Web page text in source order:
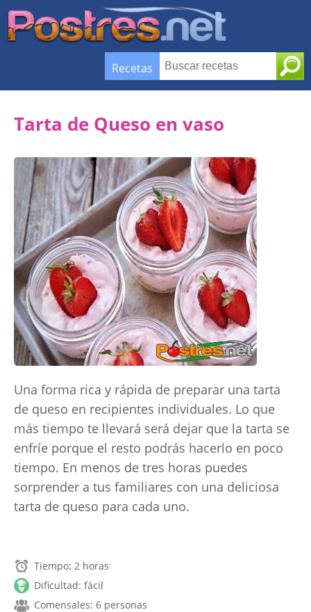
Recetas
Tarta de Queso en vaso
Una forma rica y rápida de preparar una tarta
de queso en recipientes individuales. Lo que
más tiempo te llevará será dejar que la tarta se
enfríe porque el resto podrás hacerlo en poco
tiempo. En menos de tres horas puedes
sorprender a tus familiares con una deliciosa
tarta de queso para cada uno.
Tiempo: 2 horas
Dificultad: fácil
Comensales: 6 personas